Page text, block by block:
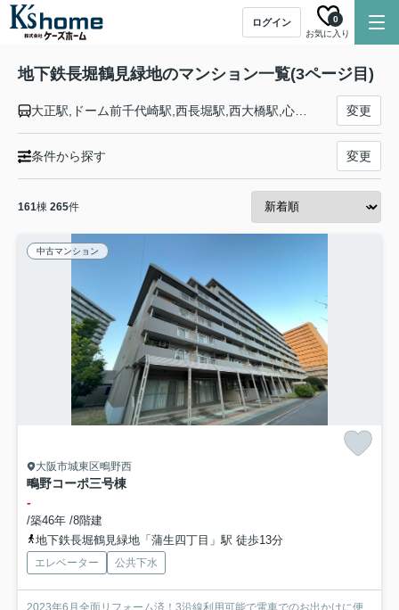
ログイン
お気に入り
0
地下鉄長堀鶴見緑地のマンション一覧(3ページ目)
変更
条件から探す 変更
161棟 265件
中古マンション
大阪市城東区鴫野西
鴫野コーポ三号棟
-
/築46年 /8階建
地下鉄長堀鶴見緑地「蒲生四丁目」駅 徒歩13分
エレベーター 公共下水
2023年6月全面リフォーム済！3沿線利用可能で電車でのお出かけに便